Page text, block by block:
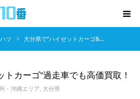
ツ 大分県で”ハイゼットカーゴ&…
トカーゴ”過走車でも高価買取！
・沖縄エリア, 大分県
取